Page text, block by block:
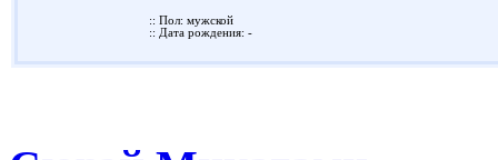
:: Пол: мужской
:: Дата рождения: -